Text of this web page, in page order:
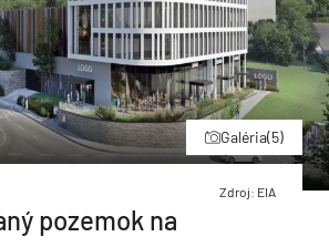
Galéria(5)
Zdroj: EIA
pozemok na